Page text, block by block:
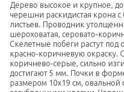
Дерево высокое и крупное,
черешни раскидистая крона
листьев. Проводник
шероховатая, серовато-
Скелетные побеги растут
красно-коричневую окраску.
коричнево-серые, сильно
достигают 5 мм. Почки в
размером 10х19 см,